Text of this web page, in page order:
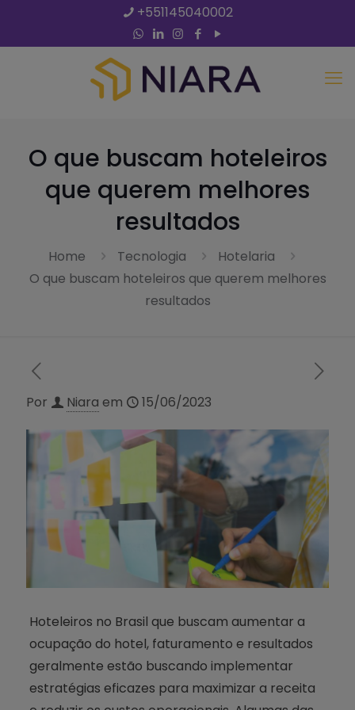
+551145040002
O que buscam hoteleiros
que querem melhores
resultados
Home Tecnologia
Hotelaria
O que buscam hoteleiros que querem melhores
resultados
Por Niara em 15/06/2023
Hoteleiros no Brasil que buscam aumentar a
ocupação do hotel, faturamento e resultados
geralmente estão buscando implementar
estratégias eficazes para maximizar a receita